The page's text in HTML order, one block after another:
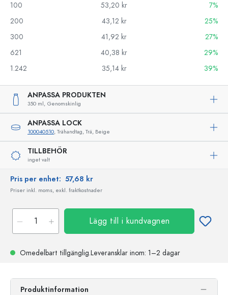
100
53,20 kr
7%
200
43,12 kr
25%
300
41,92 kr
27%
621
40,38 kr
29%
1.242
35,14 kr 39%
ANPASSA PRODUKTEN
350 ml, Genomskinlig
ANPASSA LOCK
100040510, Trähandtag, Trä, Beige
TILLBEHÖR
inget valt
Pris per enhet: 57,68 kr
Priser inkl. moms, exkl. fraktkostnader
Lägg till i kundvagnen
Omedelbart tillgänglig.Leveransklar inom: 1–2 dagar
Produktinformation